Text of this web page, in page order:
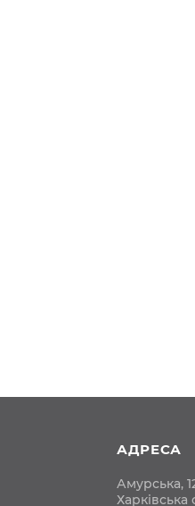
АДРЕСА
Амурська,
Харківська